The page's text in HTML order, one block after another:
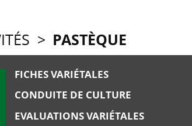
> PASTÈQUE
FICHES VARIÉTALES
CONDUITE DE CULTURE
EVALUATIONS VARIÉTALES